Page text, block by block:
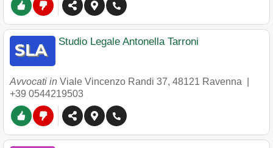
Studio Legale Antonella Tarroni
Avvocati in Viale Vincenzo Randi 37, 48121 Ravenna
+39 0544219503